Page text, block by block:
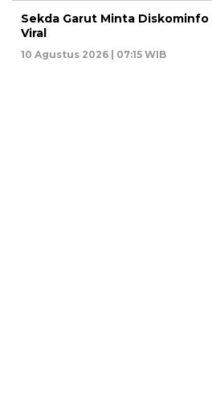
Sekda Garut Minta
Viral
10 Agustus 2026 | 07:15 WIB